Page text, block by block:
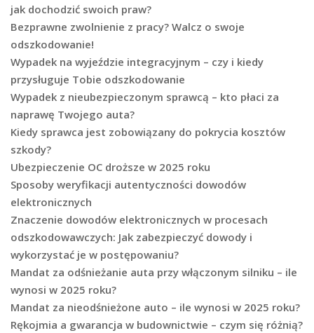
jak dochodzić swoich praw?
Bezprawne zwolnienie z pracy? Walcz o swoje
odszkodowanie!
Wypadek na wyjeździe integracyjnym – czy i kiedy
przysługuje Tobie odszkodowanie
Wypadek z nieubezpieczonym sprawcą – kto płaci za
naprawę Twojego auta?
Kiedy sprawca jest zobowiązany do pokrycia kosztów
szkody?
Ubezpieczenie OC droższe w 2025 roku
Sposoby weryfikacji autentyczności dowodów
elektronicznych
Znaczenie dowodów elektronicznych w procesach
odszkodowawczych: Jak zabezpieczyć dowody i
wykorzystać je w postępowaniu?
Mandat za odśnieżanie auta przy włączonym silniku – ile
wynosi w 2025 roku?
Mandat za nieodśnieżone auto – ile wynosi w 2025 roku?
Rękojmia a gwarancja w budownictwie – czym się różnią?